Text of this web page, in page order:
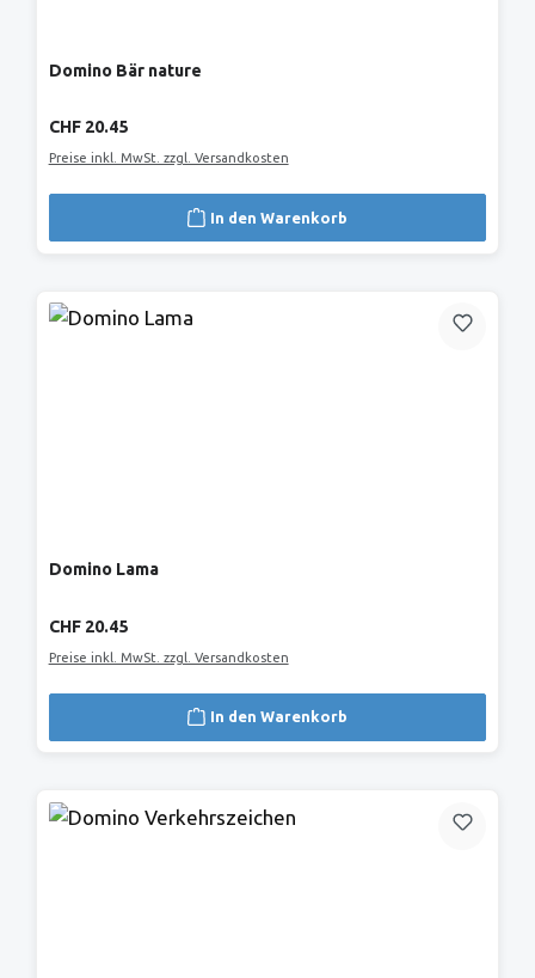
Domino Bär nature
Regulärer Preis:
CHF 20.45
Preise inkl. MwSt. zzgl. Versandkosten
In den Warenkorb
Domino Lama
Regulärer Preis:
CHF 20.45
Preise inkl. MwSt. zzgl. Versandkosten
In den Warenkorb